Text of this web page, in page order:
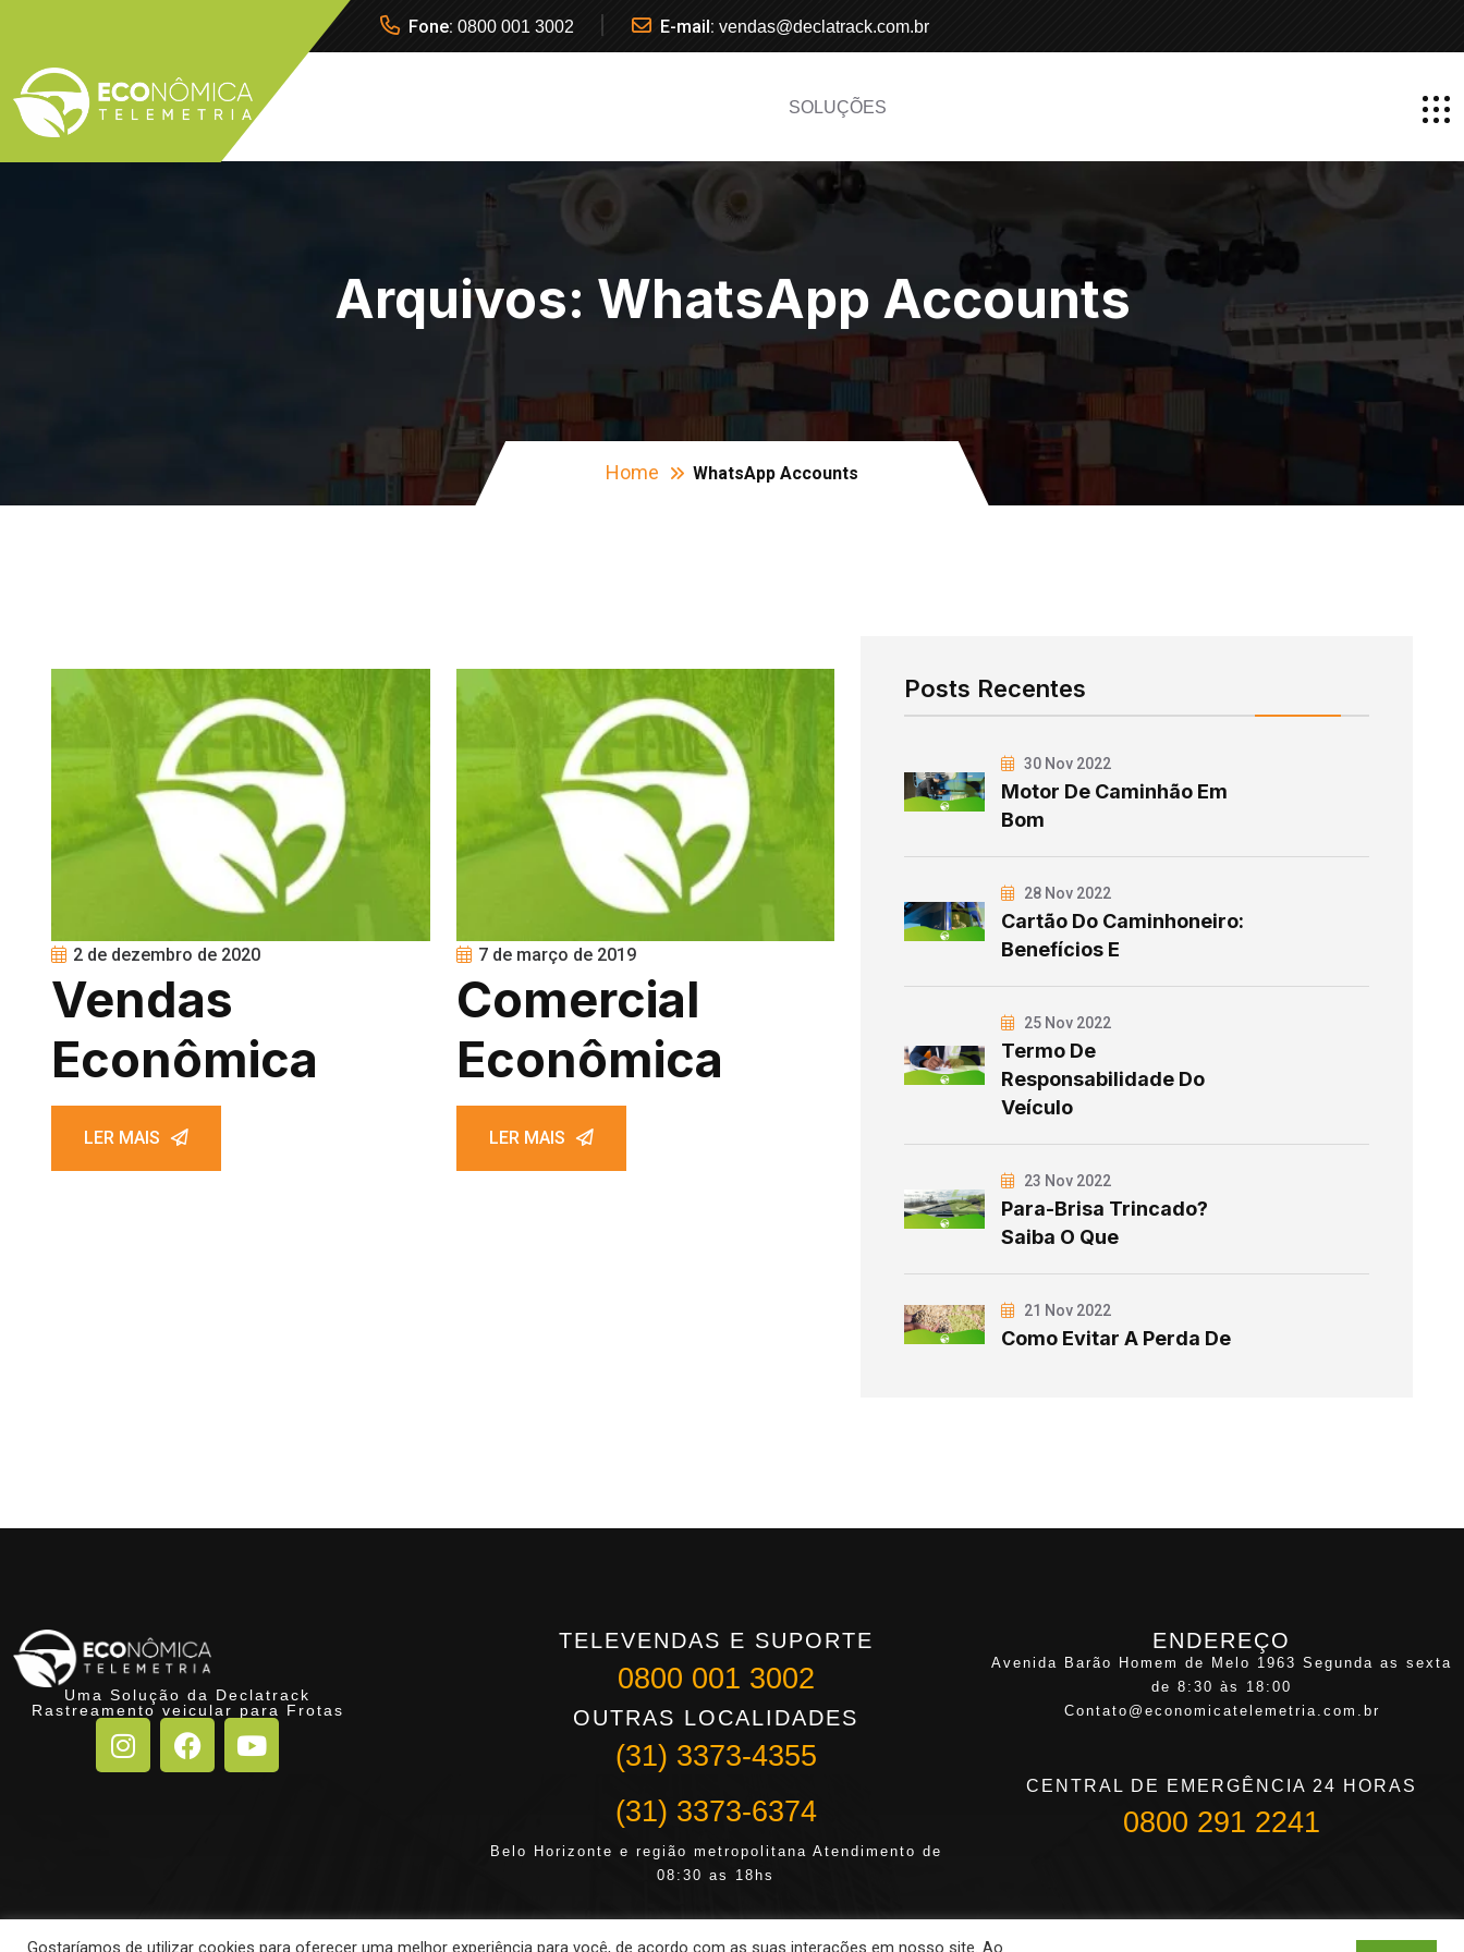
Fone: 0800 001 3002 E-mail: vendas@declatrack.com.br
SOLUÇÕES
Arquivos: WhatsApp Accounts
Home WhatsApp Accounts
2 de dezembro de 2020
Vendas
Econômica
LER MAIS
7 de março de 2019
Comercial
Econômica
LER MAIS
Posts Recentes
30 Nov 2022
Motor De Caminhão Em
Bom
28 Nov 2022
Cartão Do Caminhoneiro:
Benefícios E
25 Nov 2022
Termo De
Responsabilidade Do
Veículo
23 Nov 2022
Para-Brisa Trincado?
Saiba O Que
21 Nov 2022
Como Evitar A Perda De
Uma Solução da Declatrack
Rastreamento veicular para Frotas
TELEVENDAS E SUPORTE
0800 001 3002
OUTRAS LOCALIDADES
(31) 3373-4355
(31) 3373-6374
Belo Horizonte e região metropolitana Atendimento de
08:30 as 18hs
ENDEREÇO
Avenida Barão Homem de Melo 1963 Segunda as sexta
de 8:30 às 18:00
Contato@economicatelemetria.com.br
CENTRAL DE EMERGÊNCIA 24 HORAS
0800 291 2241
Gostaríamos de utilizar cookies para oferecer uma melhor experiência para você, de acordo com as suas interações em nosso site. Ao